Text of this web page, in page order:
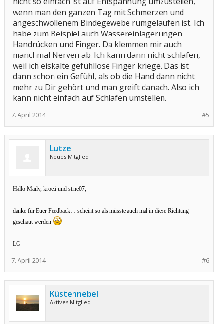
wenn man den ganzen Tag mit Schmerzen und
angeschwollenem Bindegewebe rumgelaufen ist. Ich
habe zum Beispiel auch Wassereinlagerungen
Handrücken und Finger. Da klemmen mir auch
manchmal Nerven ab. Ich kann dann nicht schlafen,
weil ich eiskalte gefühllose Finger kriege. Das ist
dann schon ein Gefühl, als ob die Hand dann nicht
mehr zu Dir gehört und man greift danach. Also ich
kann nicht einfach auf Schlafen umstellen.
#5
7. April 2014
Lutze
Neues Mitglied
Hallo Marly, kroeti und stine07,
danke für Euer Feedback… scheint so als müsste auch mal in diese Richtung
geschaut werden
LG
#6
7. April 2014
Küstennebel
Aktives Mitglied